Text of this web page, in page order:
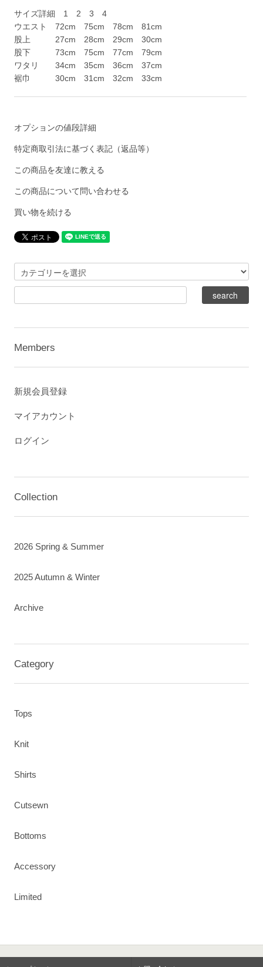
サイズ詳細 1 2 3 4
ウエスト 72cm 75cm 78cm 81cm
股上 27cm 28cm 29cm 30cm
股下 73cm 75cm 77cm 79cm
ワタリ 34cm 35cm 36cm 37cm
裾巾 30cm 31cm 32cm 33cm
オプションの値段詳細
特定商取引法に基づく表記（返品等）
この商品を友達に教える
この商品について問い合わせる
買い物を続ける
Members
新規会員登録
マイアカウント
ログイン
Collection
2026 Spring & Summer
2025 Autumn & Winter
Archive
Category
Tops
Knit
Shirts
Cutsewn
Bottoms
Accessory
Limited